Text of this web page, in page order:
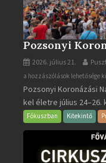
Pozsonyi
2026. július 21.
Pozsonyi
Koronázási
Napok
bejegyzéshez
a hozzászólások lehetősége
Pozsonyi Koronázási
kel életre július
Fókuszban Kitekintő